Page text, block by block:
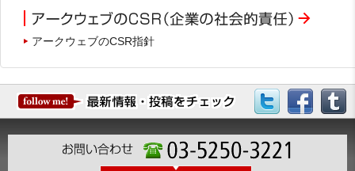
アークウェブのCSR指針